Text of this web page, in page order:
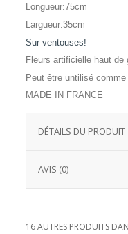
Longueur:75cm
Largueur:35cm
Sur ventouses!
Fleurs artificielle haut de
Peut être untilisé
MADE IN FRANCE
DÉTAILS DU PRODUIT
AVIS (0)
16 AUTRES PRODUITS